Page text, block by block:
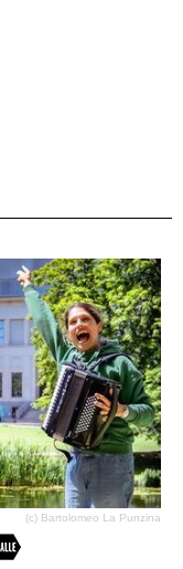
(c) Bartolomeo La Punzina